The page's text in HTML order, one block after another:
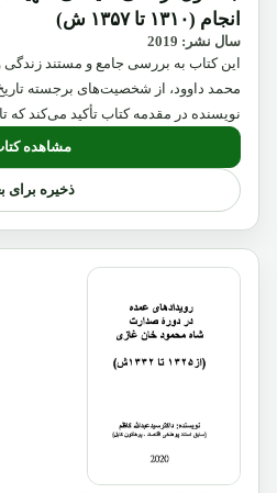
انجام (۱۳۱۰ تا ۱۳۵۷ ش)
سال نشر: 2019
این کتاب به بررسی جامع و مستند
محمد داوود، از شخصیت‌های برجسته
نویسنده در مقدمه کتاب تأکید می‌کند که
مشاهده
ذخیره برای